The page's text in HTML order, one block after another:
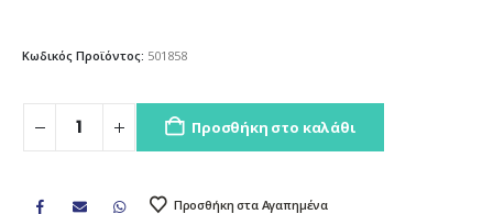
Κωδικός Προϊόντος: 501858
Προσθήκη στο καλάθι
Προσθήκη στα Αγαπημένα